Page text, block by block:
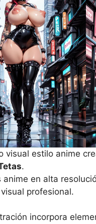
visual estilo anime
.
anime en alta
profesional.
incorpora